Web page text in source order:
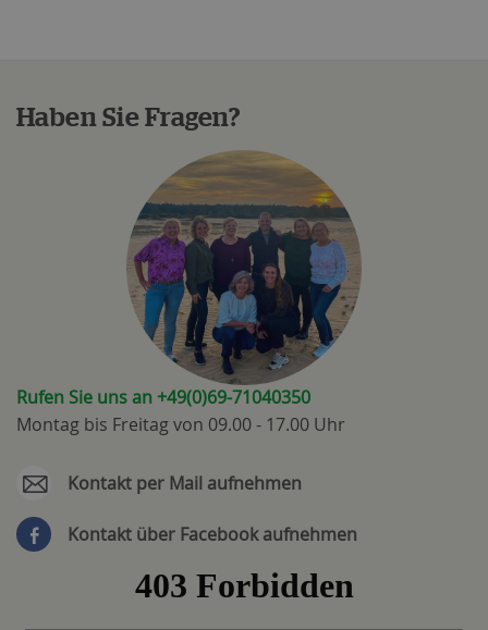
Haben Sie Fragen?
Rufen Sie uns an +49(0)69-71040350
Montag bis Freitag von 09.00 - 17.00 Uhr
Kontakt per Mail aufnehmen
Kontakt über Facebook aufnehmen